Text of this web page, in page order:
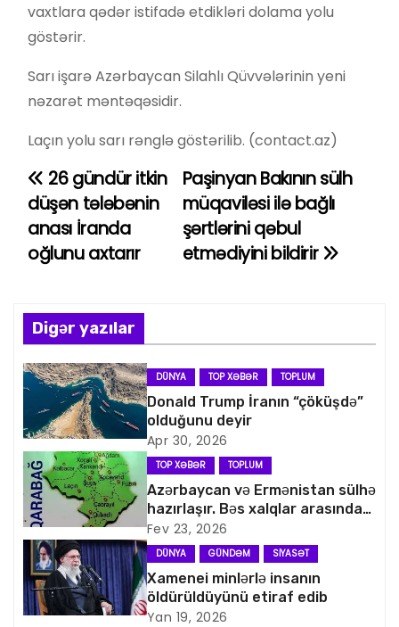
vaxtlara qədər istifadə etdikləri dolama yolu
göstərir.
Sarı işarə Azərbaycan Silahlı Qüvvələrinin yeni
nəzarət məntəqəsidir.
Laçın yolu sarı rənglə göstərilib. (contact.az)
Y
a
z
n
a
v
i
q
a
s
i
Paşinyan Bakının sülh
müqaviləsi ilə bağlı
şərtlərini qəbul
etmədiyini bildirir
26 gündür itkin
düşən tələbənin
anası İranda
oğlunu axtarır
Digər yazılar
DÜNYA TOP XƏBƏR TOPLUM
Donald Trump İranın “çöküşdə”
olduğunu deyir
Apr 30, 2026
TOP XƏBƏR TOPLUM
Azərbaycan və Ermənistan sülhə
hazırlaşır. Bəs xalqlar arasındakı
nifrəti necə aradan qaldırmaq
olar?
Fev 23, 2026
DÜNYA GÜNDƏM SIYASƏT
Xamenei minlərlə insanın
öldürüldüyünü etiraf edib
Yan 19, 2026